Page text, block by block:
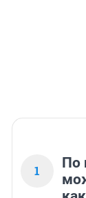
1
По